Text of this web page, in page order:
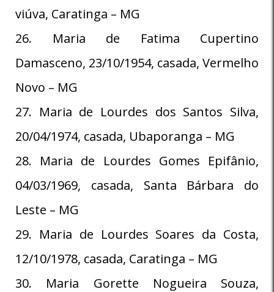
viúva, Caratinga – MG
26. Maria de Fatima Cupertino
Damasceno, 23/10/1954, casada, Vermelho
Novo – MG
27. Maria de Lourdes dos Santos Silva,
20/04/1974, casada, Ubaporanga – MG
28. Maria de Lourdes Gomes Epifânio,
04/03/1969, casada, Santa Bárbara do
Leste – MG
29. Maria de Lourdes Soares da Costa,
12/10/1978, casada, Caratinga – MG
30. Maria Gorette Nogueira Souza,